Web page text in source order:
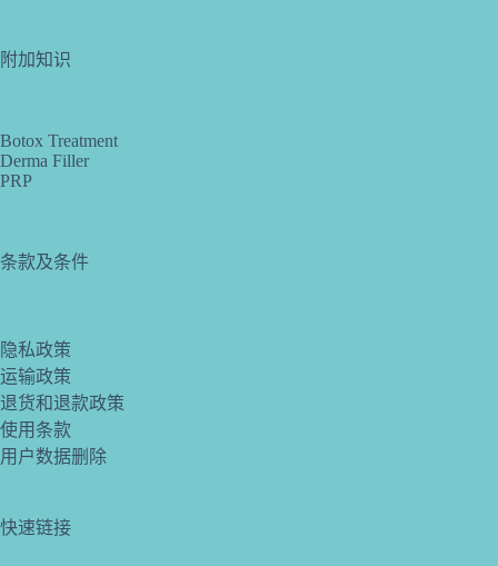
附加知识
Botox Treatment
Derma Filler
PRP
条款及条件
隐私政策
运输政策
退货和退款政策
使用条款
用户数据删除
快速链接